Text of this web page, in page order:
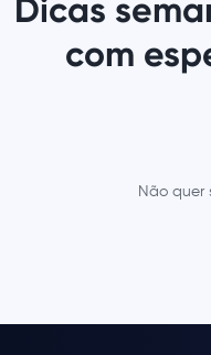
Dicas
com
Não quer